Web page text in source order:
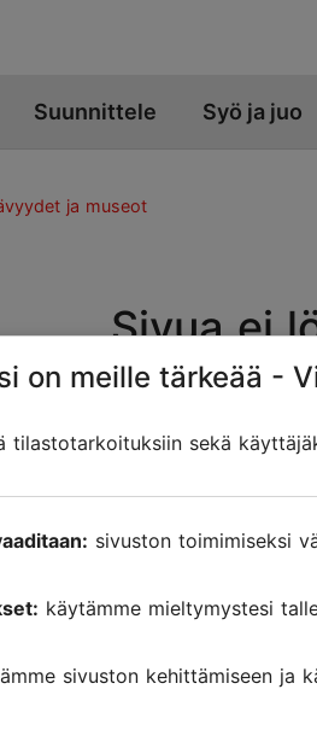
Suunnittele Syö ja juo
ja museot
Sivua ei
on meille tärkeää -
tilastotarkoituksiin sekä
sivuston toimimiseksi
käytämme mieltymystesi
sivuston kehittämiseen ja